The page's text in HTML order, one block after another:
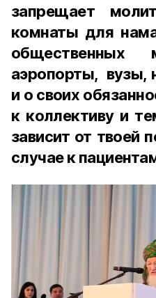
запрещает
комнаты для
общественных
аэропорты, вузы,
и о своих
к коллективу и
зависит от
случае к